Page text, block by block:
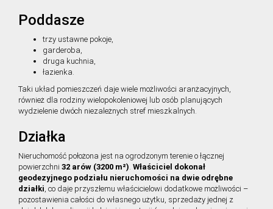
Poddasze
trzy ustawne pokoje,
garderoba,
druga kuchnia,
łazienka.
Taki układ pomieszczeń daje wiele możliwości aranżacyjnych,
również dla rodziny wielopokoleniowej lub osób planujących
wydzielenie dwóch niezależnych stref mieszkalnych.
Działka
Nieruchomość położona jest na ogrodzonym terenie o łącznej
powierzchni 32 arów (3200 m²). Właściciel dokonał
geodezyjnego podziału nieruchomości na dwie odrębne
działki, co daje przyszłemu właścicielowi dodatkowe możliwości –
pozostawienia całości do własnego użytku, sprzedaży jednej z